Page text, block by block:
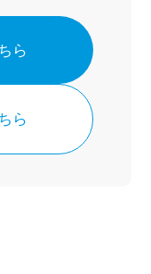
ら
ら